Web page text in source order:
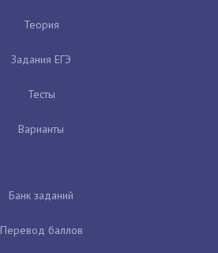
Теория
Задания ЕГЭ
Тесты
Варианты
Банк заданий
Перевод баллов